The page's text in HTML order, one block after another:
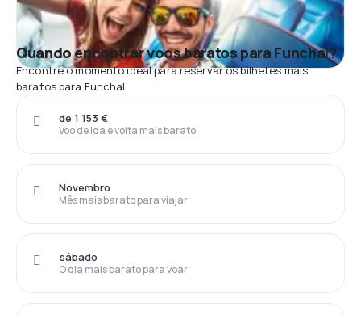
Quando encontrar voos baratos para Funchal?
Encontre o momento ideal para reservar os bilhetes mais
baratos para Funchal
Voo de ida e volta mais barato
de 1 153 €
Mês mais barato para viajar
Novembro
O dia mais barato para voar
sábado